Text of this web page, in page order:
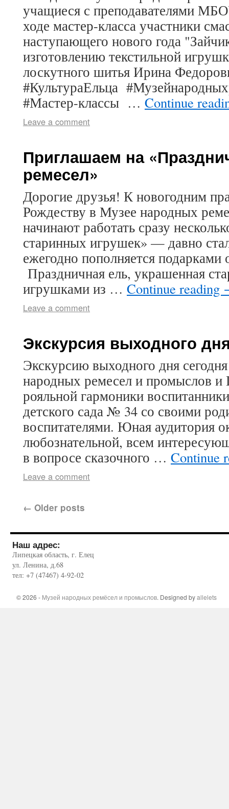
учащиеся с преподавателями
ходе мастер-класса участники
наступающего нового года
изготовлению текстильной
лоскутного шитья Ирина
#КультураЕльца
#Мастер-классы … Continue
Leave a comment
Приглашаем на
ремесел»
Дорогие друзья! К новогодним
Рождеству в Музее народных
начинают работать сразу
старинных игрушек» — давно
ежегодно пополняется подарками
Праздничная ель, украшенная
игрушками из … Continue reading
Leave a comment
Экскурсия выходного
Экскурсию выходного дня
народных ремесел и промыслов и
рояльной гармоники
детского сада № 34 со своими
воспитателями. Юная аудитория
любознательной, всем
в вопросе сказочного … Continue
Leave a comment
← Older posts
Наш адрес:
Липецкая область, г. Елец
ул. Ленина, д.68
тел: +7 (47467) 4-92-02
© 2026 - Музей народных ремёсел и промыслов. Designed byallelets